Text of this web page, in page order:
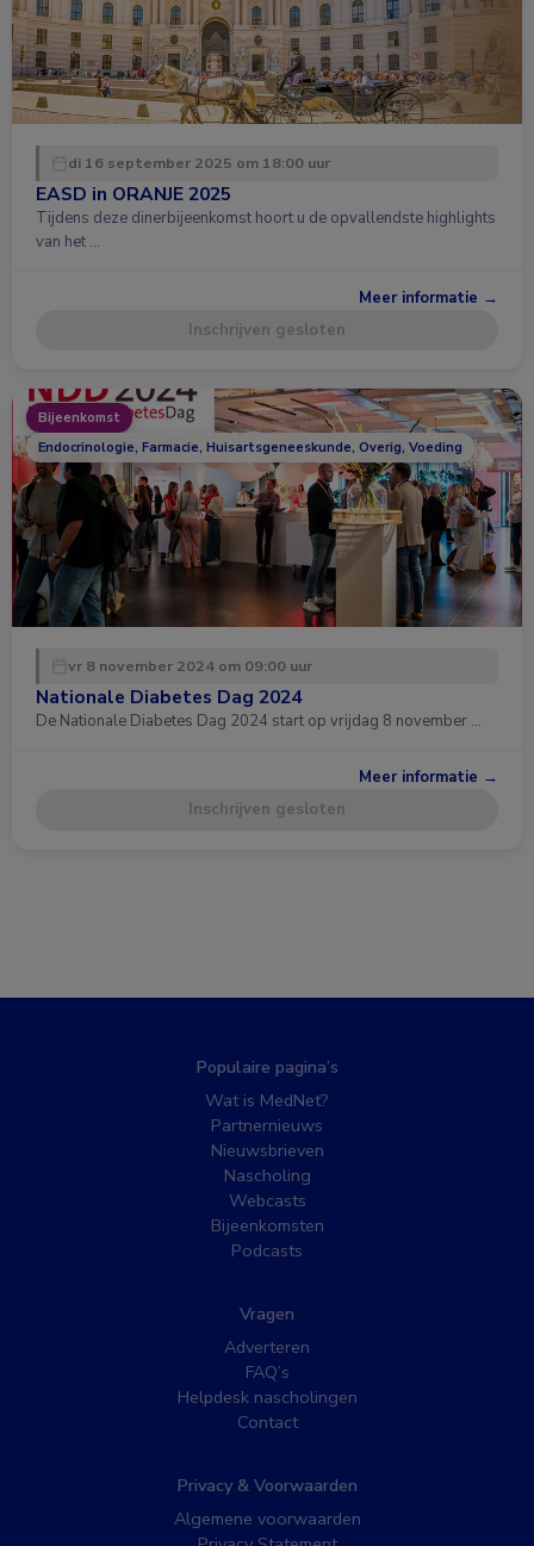
di 16 september 2025 om 18:00 uur
EASD in ORANJE 2025
Tijdens deze dinerbijeenkomst hoort u de opvallendste highlights
van het …
Meer informatie →
Inschrijven gesloten
Bijeenkomst
Endocrinologie, Farmacie, Huisartsgeneeskunde, Overig, Voeding
vr 8 november 2024 om 09:00 uur
Nationale Diabetes Dag 2024
De Nationale Diabetes Dag 2024 start op vrijdag 8 november …
Meer informatie →
Inschrijven gesloten
Populaire pagina’s
Wat is MedNet?
Partnernieuws
Nieuwsbrieven
Nascholing
Webcasts
Bijeenkomsten
Podcasts
Vragen
Adverteren
FAQ’s
Helpdesk nascholingen
Contact
Privacy & Voorwaarden
Algemene voorwaarden